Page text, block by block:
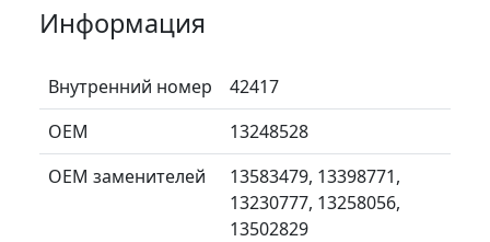
Информация
Внутренний номер
42417
ОЕМ
13248528
ОЕМ заменителей
13583479, 13398771,
13230777, 13258056,
13502829